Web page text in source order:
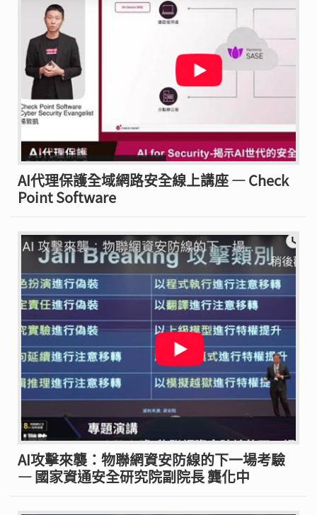
AI代理保護全域網路安全線上講座 — Check
Point Software
AI攻擊來襲：物聯網資安防線的下一場考驗
— 國家資通安全研究院副院長 龔化中